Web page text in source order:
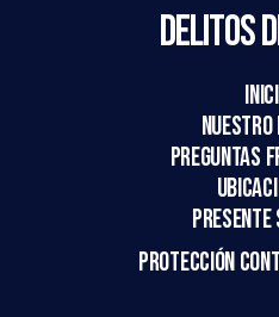
Delitos
Nuestro
Preguntas
Protección